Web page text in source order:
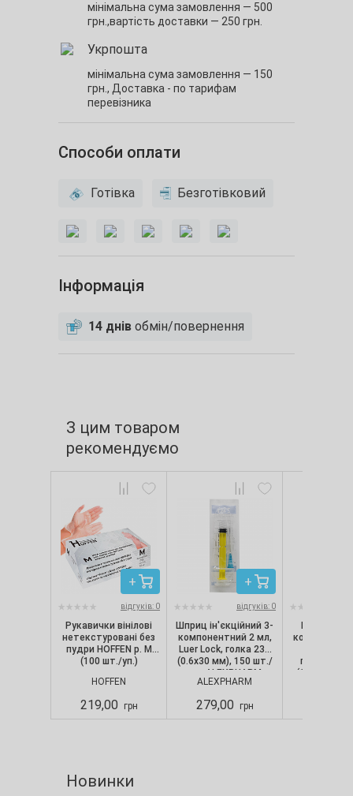
мінімальна сума замовлення — 500
грн.,вартість доставки — 250 грн.
Укрпошта
мінімальна сума замовлення — 150
грн., Доставка - по тарифам
перевізника
Способи оплати
Готівка Безготівковий
Інформація
14 днів обмін/повернення
З цим товаром
рекомендуємо
відгуків: 0
Рукавички вінілові
нетекстуровані без
пудри HOFFEN р. M
(100 шт./уп.)
HOFFEN
219,00 грн
відгуків: 0
Шприц ін'єкційний 3-
компонентний 2 мл,
Luer Lock, голка 23G
(0.6х30 мм), 150 шт./
уп., ALEXPHARM
ALEXPHARM
279,00 грн
(100 шт./
Новинки